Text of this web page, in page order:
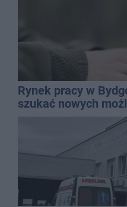
Rynek pracy w
szukać nowych